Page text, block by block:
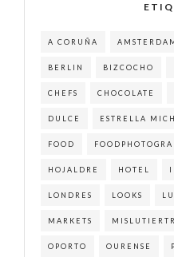
A CORUÑA
BERLIN BIZCOCHO
CHEFS CHOCOLATE
DULCE ESTRELLA
FOOD
HOJALDRE HOTEL
LONDRES LOOKS
MARKETS
OPORTO OURENSE